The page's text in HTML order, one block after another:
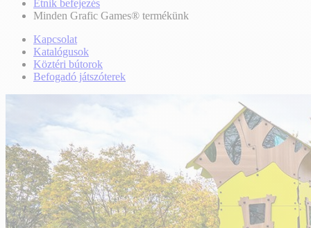
Etnik befejezés
Minden Grafic Games® termékünk
Kapcsolat
Katalógusok
Köztéri bútorok
Befogadó játszóterek